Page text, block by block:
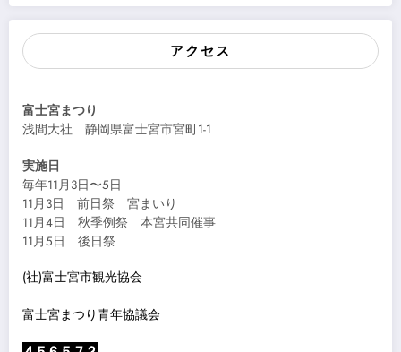
アクセス
富士宮まつり
浅間大社 静岡県富士宮市宮町1-1
実施日
毎年11月3日〜5日
11月3日 前日祭 宮まいり
11月4日 秋季例祭 本宮共同催事
11月5日 後日祭
(社)富士宮市観光協会
富士宮まつり青年協議会